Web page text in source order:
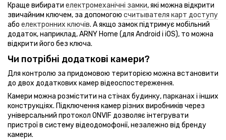
Краще вибирати електромеханічні замки, які можна відкрити
звичайним ключем, за допомогою считывателя карт доступу
або електронних ключів. А якщо замок підтримує мобільний
додаток, наприклад, ARNY Home (для Android і iOS), то можна
відкрити його без ключа.
Чи потрібні додаткові камери?
Для контролю за придомовою територією можна встановити
до двох додаткових камер відеоспостереження.
Камери можна розмістити на стінах будинку, парканах і інших
конструкціях. Підключення камер різних виробників через
універсальний протокол ONVIF дозволяє інтегрувати
пристрої в систему відеодомофонії, незалежно від бренду
камери.